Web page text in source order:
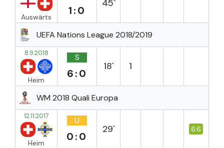
Auswärts 1:0
45`
UEFA Nations League 2018/2019
8.9.2018
Heim
S
6:0
18` 1
WM 2018 Quali Europa
12.11.2017
Heim
U
0:0
29` 6.6